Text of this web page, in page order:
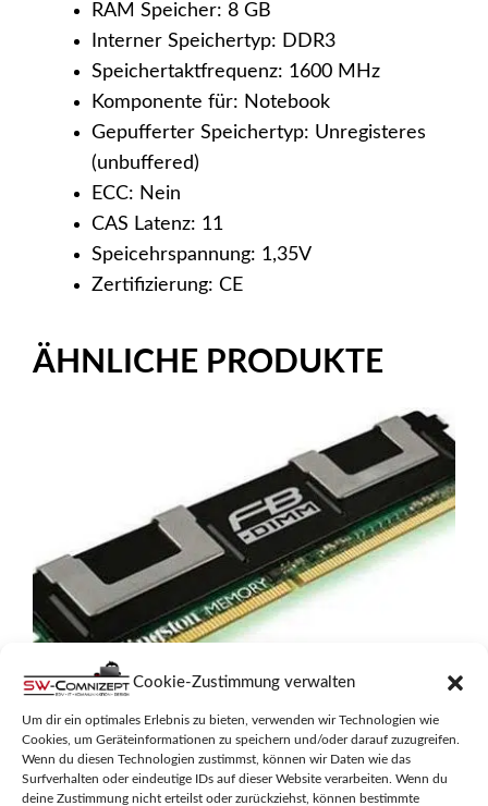
Cookie-Zustimmung verwalten
Um dir ein optimales Erlebnis zu bieten, verwenden wir Technologien wie
Cookies, um Geräteinformationen zu speichern und/oder darauf zuzugreifen.
Wenn du diesen Technologien zustimmst, können wir Daten wie das
Surfverhalten oder eindeutige IDs auf dieser Website verarbeiten. Wenn du
deine Zustimmung nicht erteilst oder zurückziehst, können bestimmte
RAM Speicher: 8 GB
Interner Speichertyp: DDR3
Speichertaktfrequenz: 1600 MHz
Komponente für: Notebook
Gepufferter Speichertyp: Unregisteres
(unbuffered)
ECC: Nein
CAS Latenz: 11
Speicehrspannung: 1,35V
Zertifizierung: CE
ÄHNLICHE PRODUKTE
KINGSTON VALUERAM 4GB DDR2
0